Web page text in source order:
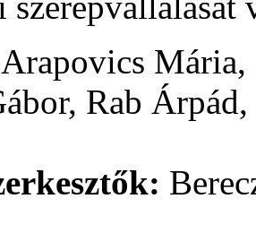
Arapovics
Rab